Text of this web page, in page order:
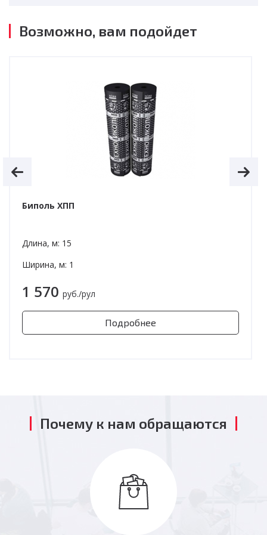
Возможно, вам подойдет
Биполь ХПП
Длина, м: 15
Ширина, м: 1
1 570 руб./рул
Подробнее
Почему к нам обращаются